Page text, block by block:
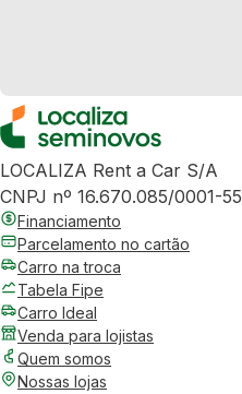
LOCALIZA Rent a Car S/A
CNPJ nº 16.670.085/0001-55
Financiamento
Parcelamento no cartão
Carro na troca
Tabela Fipe
Carro Ideal
Venda para lojistas
Quem somos
Nossas lojas